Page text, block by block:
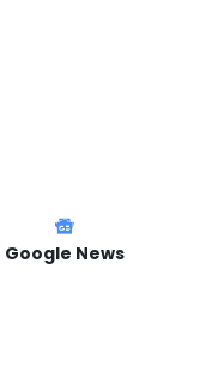
Google News